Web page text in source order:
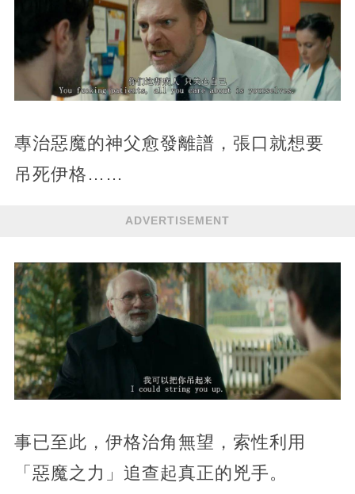
專治惡魔的神父愈發離譜，張口就想要
吊死伊格……
ADVERTISEMENT
事已至此，伊格治角無望，索性利用
「惡魔之力」追查起真正的兇手。